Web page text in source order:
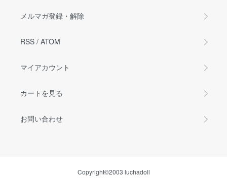
メルマガ登録・解除
RSS / ATOM
マイアカウント
カートを見る
お問い合わせ
Copyright©2003 luchadoll